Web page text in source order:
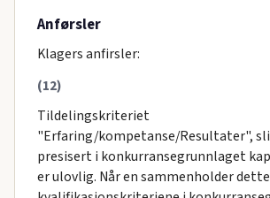
Anførsler
Klagers anfirsler:
(12)
Tildelingskriteriet
"Erfaring/kompetanse/Resultater",
presisert i konkurransegrunnlaget
er ulovlig. Når en sammenholder